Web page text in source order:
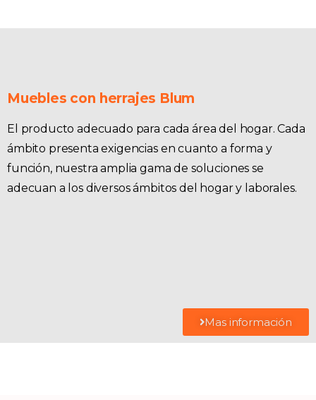
Muebles con herrajes Blum
El producto adecuado para cada área del hogar. Cada
ámbito presenta exigencias en cuanto a forma y
función, nuestra amplia gama de soluciones se
adecuan a los diversos ámbitos del hogar y laborales.
Mas información